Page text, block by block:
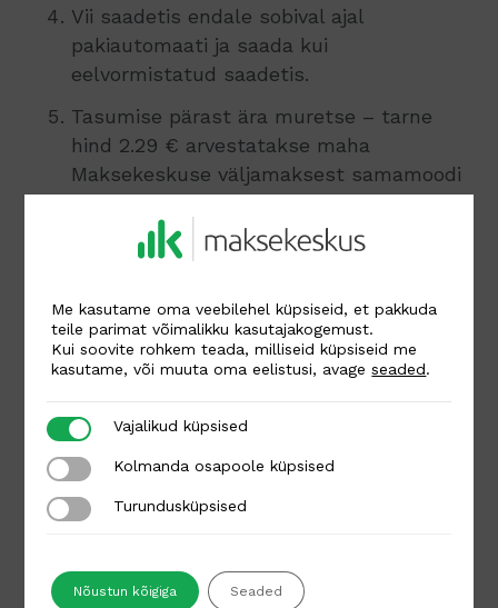
Vii saadetis endale sobival ajal
pakiautomaati ja saada kui
eelvormistatud saadetis.
Tasumise pärast ära muretse – tarne
hind 2.29 € arvestatakse maha
Maksekeskuse väljamaksest samamoodi
Küsimuste korral aitab meie abivalmis
Autor
Kai Raun
Tagasi kõigi postituste juurde
Seotud postitused
Me kasutame oma veebilehel küpsiseid, et pakkuda
teile parimat võimalikku kasutajakogemust.
Kui soovite rohkem teada, milliseid küpsiseid me
kasutame, või muuta oma eelistusi, avageseaded.
Vajalikud küpsised
Vajalikud küpsised
Kolmanda osapoole küpsised
Kolmanda osapoole küpsised
Turundusküpsised
Turundusküpsised
Nõustun kõigiga Seaded